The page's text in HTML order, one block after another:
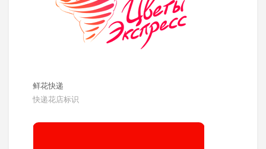
鲜花快递
快递花店标识